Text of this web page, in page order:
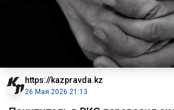
https://kazpravda.kz
26 Мая 2026 21:13